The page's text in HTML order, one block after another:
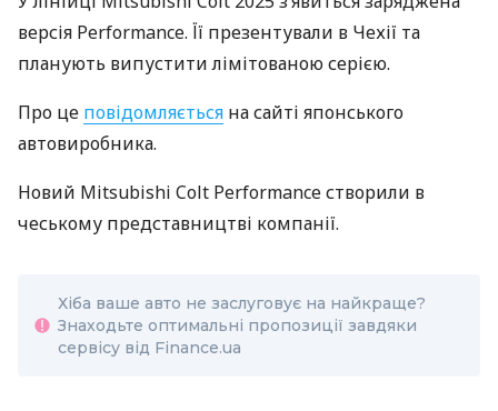
версія Performance. Її презентували в Чехії та
планують випустити лімітованою серією.
Про це повідомляється на сайті японського
автовиробника.
Новий Mitsubishi Colt Performance створили в
чеському представництві компанії.
Хіба ваше авто не заслуговує на найкраще?
Знаходьте оптимальні пропозиції завдяки
сервісу від Finance.ua